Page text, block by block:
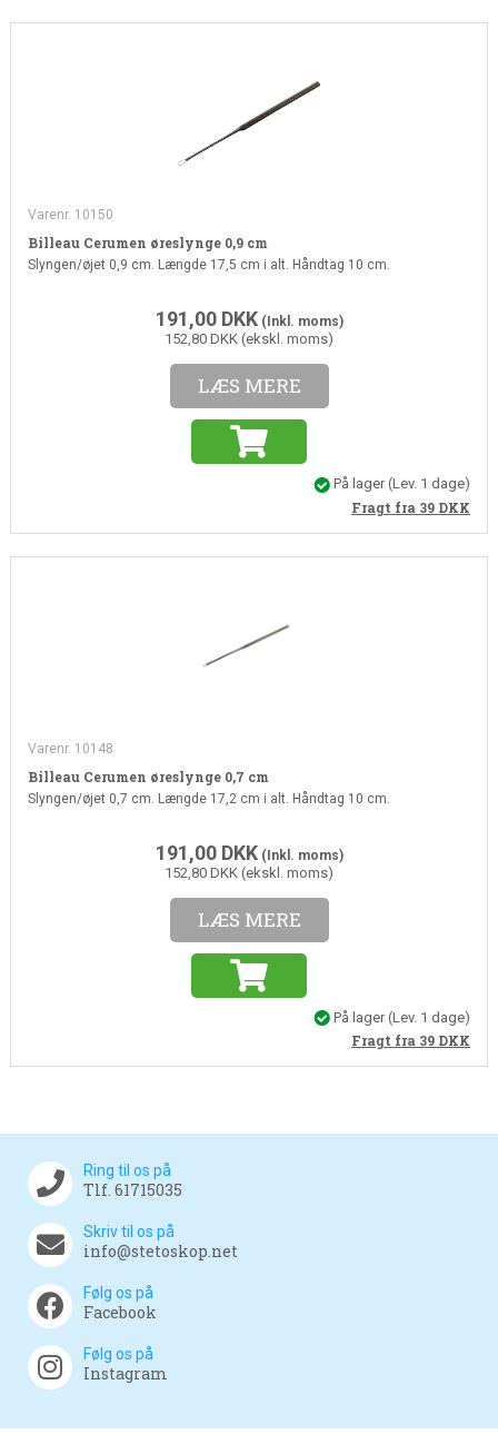
Varenr. 10150
Billeau Cerumen øreslynge 0,9 cm
Slyngen/øjet 0,9 cm. Længde 17,5 cm i alt. Håndtag 10 cm.
191,00 DKK(Inkl. moms)
152,80 DKK (ekskl. moms)
LÆS MERE
På lager(Lev. 1 dage)
Fragt fra 39 DKK
Varenr. 10148
Billeau Cerumen øreslynge 0,7 cm
Slyngen/øjet 0,7 cm. Længde 17,2 cm i alt. Håndtag 10 cm.
191,00 DKK(Inkl. moms)
152,80 DKK (ekskl. moms)
LÆS MERE
På lager(Lev. 1 dage)
Fragt fra 39 DKK
Ring til os på
Tlf. 61715035
Skriv til os på
info@stetoskop.net
Følg os på
Facebook
Følg os på
Instagram